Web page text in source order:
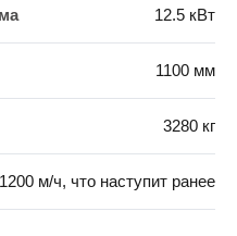
12.5 кВт
1100 мм
3280 кг
м/ч, что наступит ранее